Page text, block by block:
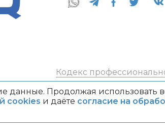
Кодекс
данные. Продолжая использовать
cookies и даёте согласие на